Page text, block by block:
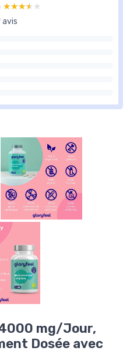
★★★★★
★★★★★
avis
4000 mg/Jour,
Dosée avec